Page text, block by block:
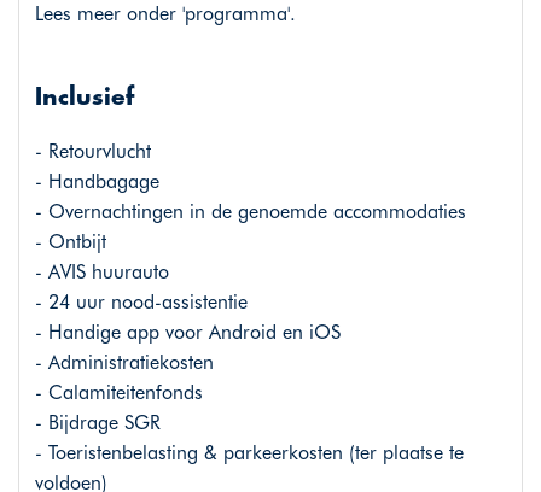
Lees meer onder 'programma'.
Inclusief
- Retourvlucht
- Handbagage
- Overnachtingen in de genoemde accommodaties
- Ontbijt
- AVIS huurauto
- 24 uur nood-assistentie
- Handige app voor Android en iOS
- Administratiekosten
- Calamiteitenfonds
- Bijdrage SGR
- Toeristenbelasting & parkeerkosten (ter plaatse te
voldoen)